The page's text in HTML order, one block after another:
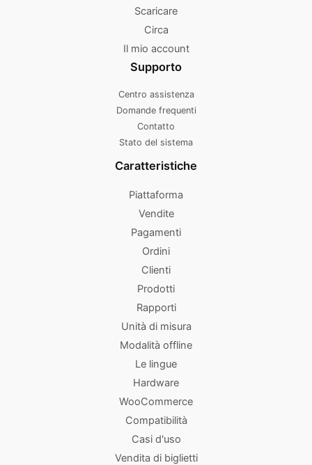
Scaricare
Circa
Il mio account
Supporto
Centro assistenza
Domande frequenti
Contatto
Stato del sistema
Caratteristiche
Piattaforma
Vendite
Pagamenti
Ordini
Clienti
Prodotti
Rapporti
Unità di misura
Modalità offline
Le lingue
Hardware
WooCommerce
Compatibilità
Casi d'uso
Vendita di biglietti